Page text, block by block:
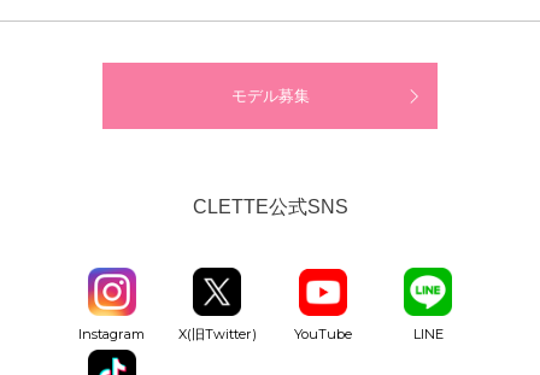
モデル募集
CLETTE公式SNS
Instagram X(旧Twitter) YouTube LINE